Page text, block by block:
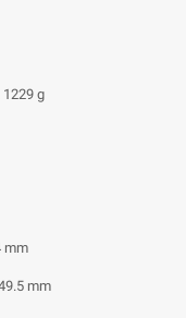
g
mm
mm